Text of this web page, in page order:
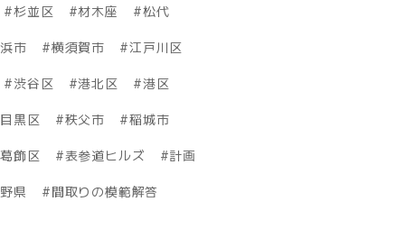
杉並区
材木座
松代
市
横須賀市
江戸川区
渋谷区
港北区
港区
目黒区
秩父市
稲城市
葛飾区
表参道ヒルズ
計画
県
間取りの模範解答